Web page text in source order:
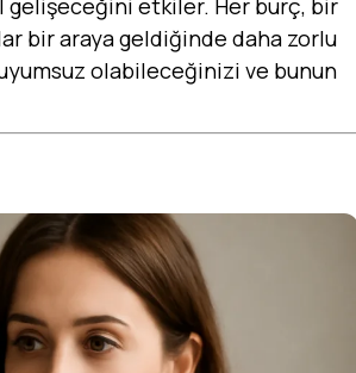
bir araya geldiğinde daha zorlu
olabileceğinizi ve bunun